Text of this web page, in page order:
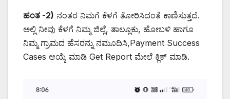
ಹಂತ -2) ನಂತರ ನಿಮಗೆ ಕೆಳಗೆ ತೋರಿಸಿದಂತೆ ಕಾಣಿಸುತ್ತದೆ.
ಅಲ್ಲಿ ನೀವು ಕೆಳಗೆ ನಿಮ್ಮ ಜಿಲ್ಲೆ, ತಾಲ್ಲೂಕು, ಹೋಬಳಿ ಹಾಗೂ
ನಿಮ್ಮ ಗ್ರಾಮದ ಹೆಸರನ್ನು ನಮೂದಿಸಿ,Payment Success
Cases ಆಯ್ಕೆ ಮಾಡಿ Get Report ಮೇಲೆ ಕ್ಲಿಕ್ ಮಾಡಿ.